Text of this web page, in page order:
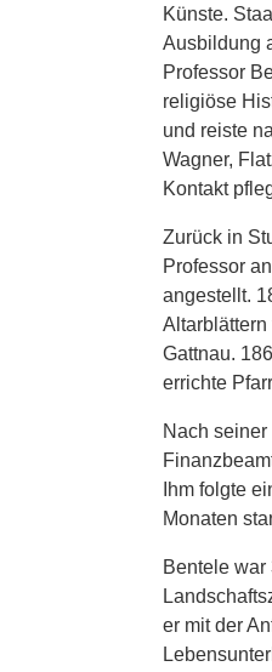
Künste.
Ausbildung
Professor
religiöse
und reiste
Wagner,
Kontakt
Zurück in
Professor
angestellt.
Gattnau.
errichte
Nach
Ihm folgte
Monaten
Bentele war
er mit der